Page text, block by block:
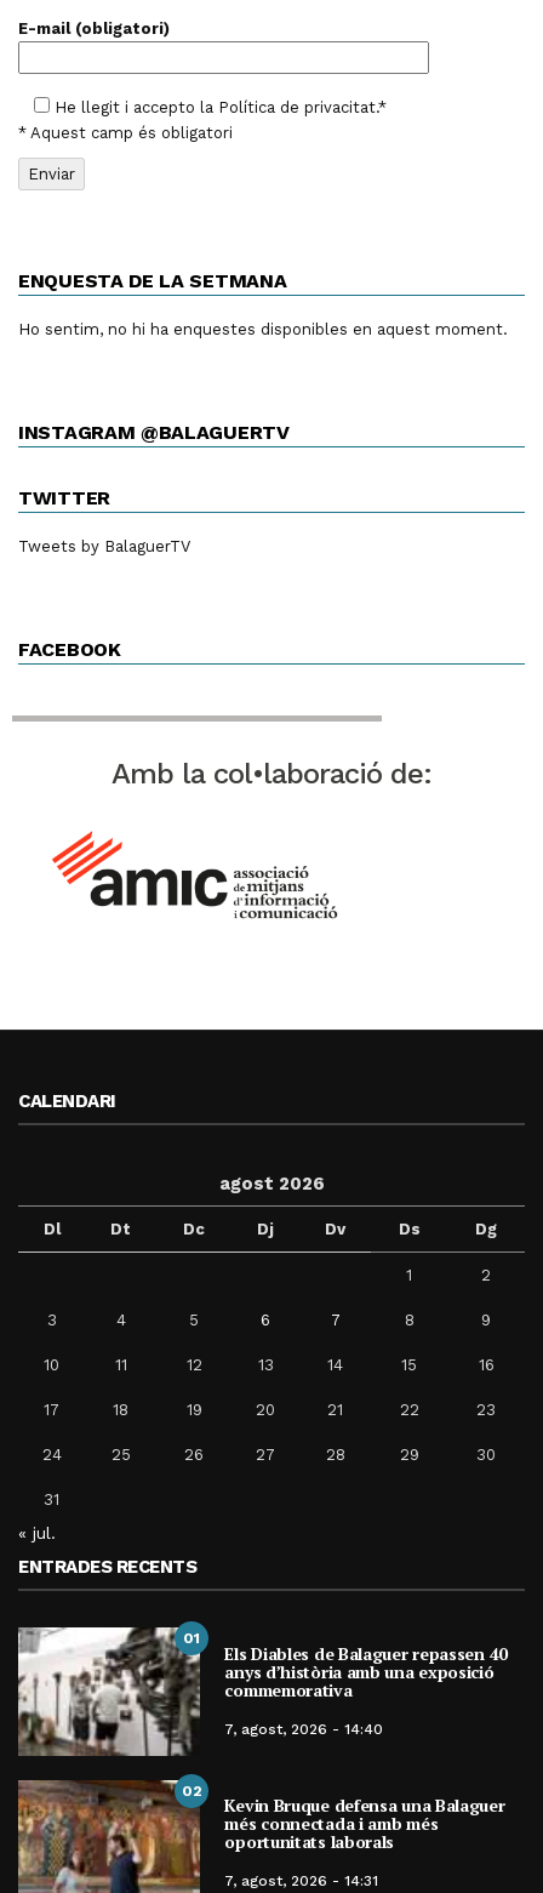
E-mail (obligatori)
He llegit i accepto la Política de privacitat.*
* Aquest camp és obligatori
ENQUESTA DE LA SETMANA
Ho sentim, no hi ha enquestes disponibles en aquest moment.
INSTAGRAM @BALAGUERTV
TWITTER
Tweets by BalaguerTV
FACEBOOK
Amb la col•laboració de:
CALENDARI
agost 2026
Dl Dt Dc Dj Dv Ds Dg
1 2
3 4 5 6 7 8 9
10 11 12 13 14 15 16
17 18 19 20 21 22 23
24 25 26 27 28 29 30
31
« jul.
ENTRADES RECENTS
01
Els Diables de Balaguer repassen 40
anys d’història amb una exposició
commemorativa
7, agost, 2026 - 14:40
02
Kevin Bruque defensa una Balaguer
més connectada i amb més
oportunitats laborals
7, agost, 2026 - 14:31